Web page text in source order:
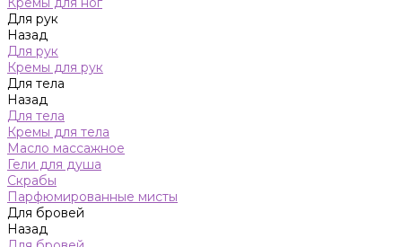
Для рук
Назад
Для рук
Кремы для рук
Для тела
Назад
Для тела
Кремы для тела
Масло массажное
Гели для душа
Скрабы
Парфюмированные мисты
Для бровей
Назад